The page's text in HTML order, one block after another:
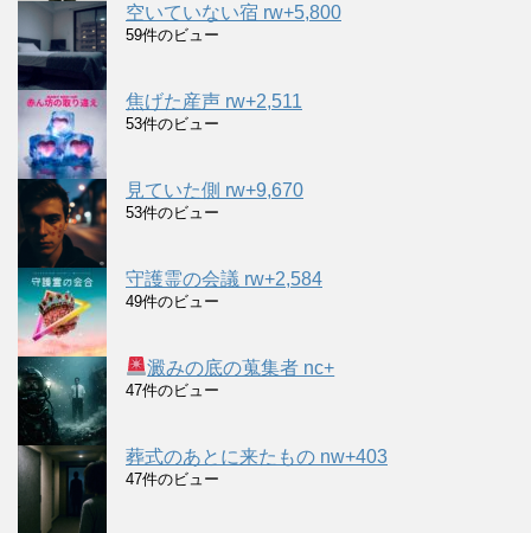
空いていない宿 rw+5,800
59件のビュー
焦げた産声 rw+2,511
53件のビュー
見ていた側 rw+9,670
53件のビュー
守護霊の会議 rw+2,584
49件のビュー
澱みの底の蒐集者 nc+
47件のビュー
葬式のあとに来たもの nw+403
47件のビュー